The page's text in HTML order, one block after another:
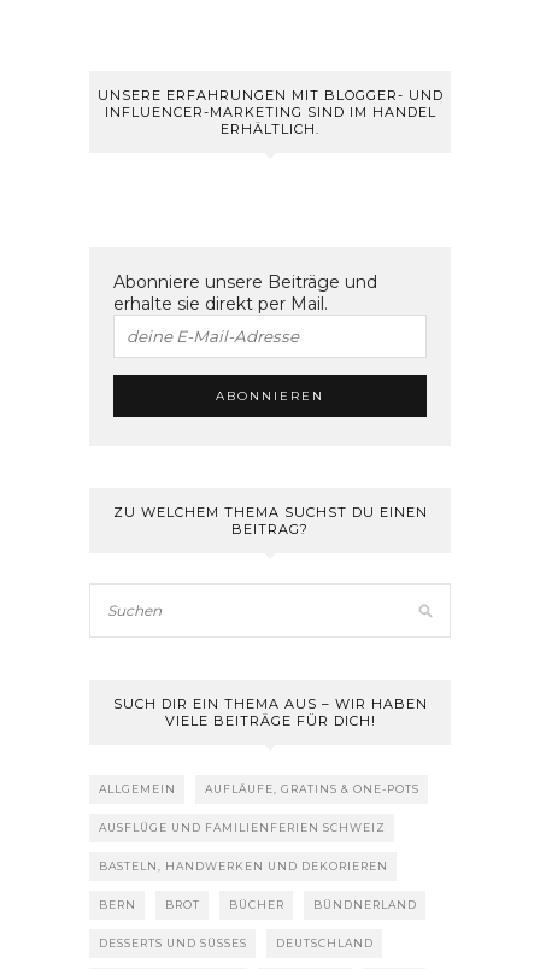
UNSERE ERFAHRUNGEN MIT BLOGGER- UND
INFLUENCER-MARKETING SIND IM HANDEL
ERHÄLTLICH.
Abonniere unsere Beiträge und
erhalte sie direkt per Mail.
ZU WELCHEM THEMA SUCHST DU EINEN
BEITRAG?
SUCH DIR EIN THEMA AUS – WIR HABEN
VIELE BEITRÄGE FÜR DICH!
ALLGEMEIN AUFLÄUFE, GRATINS & ONE-POTS
AUSFLÜGE UND FAMILIENFERIEN SCHWEIZ
BASTELN, HANDWERKEN UND DEKORIEREN
BERN BROT BÜCHER BÜNDNERLAND
DESSERTS UND SÜSSES DEUTSCHLAND